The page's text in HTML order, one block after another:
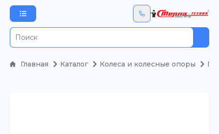
Главная Каталог Колеса и колесные опоры По